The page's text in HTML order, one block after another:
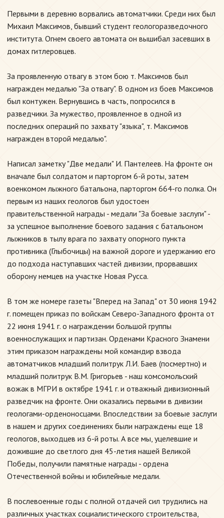
Первыми в деревню ворвались автоматчики. Среди них был
Михаил Максимов, бывший студент геологоразведочного
института. Огнем своего автомата он вышибал засевших в
домах гитлеровцев.
За проявленную отвагу в этом бою т. Максимов был
награжден медалью "За отвагу". В одном из боев Максимов
был контужен. Вернувшись в часть, попросился в
разведчики. За мужество, проявленное в одной из
последних операций по захвату "языка", т. Максимов
награжден второй медалью".
Написал заметку "Две медали" И. Пантелеев. На фронте он
вначале был солдатом и парторгом 6-й роты, затем
военкомом лыжного батальона, парторгом 664-го полка. Он
первым из наших геологов был удостоен
правительственной награды - медали "За боевые заслуги" -
за успешное выполнение боевого задания с батальоном
лыжников в тылу врага по захвату опорного пункта
противника (Глыбочицы) на важной дороге и удержанию его
до подхода наступавших частей дивизии, прорвавших
оборону немцев на участке Новая Русса.
В том же номере газеты "Вперед на Запад" от 30 июня 1942
г. помещен приказ по войскам Северо-Западного фронта от
22 июня 1941 г. о награждении большой группы
военнослужащих и партизан. Орденами Красного Знамени
этим приказом награждены мой командир взвода
автоматчиков младший политрук Л.И. Баев (посмертно) и
младший политрук В.М. Григорьев - наш комсомольский
вожак в МГРИ в октябре 1941 г. и отважный дивизионный
разведчик на фронте. Они оказались первыми в дивизии
геологами-орденоносцами. Впоследствии за боевые заслуги
в нашем и других соединениях были награждены еще 18
геологов, выходцев из 6-й роты. А все мы, уцелевшие и
дожившие до светлого дня 45-летия нашей Великой
Победы, получили памятные награды - ордена
Отечественной войны и юбилейные медали.
В послевоенные годы с полной отдачей сил трудились на
различных участках социалистического строительства,